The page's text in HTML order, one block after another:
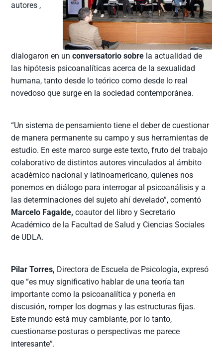
autores ,
dialogaron en unconversatorio sobre la actualidad de
las hipótesis psicoanalíticas acerca de la sexualidad
humana, tanto desde lo teórico como desde lo real
novedoso que surge en la sociedad contemporánea.
“Un sistema de pensamiento tiene el deber de cuestionar
de manera permanente su campo y sus herramientas de
estudio. En este marco surge este texto, fruto del trabajo
colaborativo de distintos autores vinculados al ámbito
académico nacional y latinoamericano, quienes nos
ponemos en diálogo para interrogar al psicoanálisis y a
las determinaciones del sujeto ahí develado”, comentó
Marcelo Fagalde, coautor del libro y Secretario
Académico de la Facultad de Salud y Ciencias Sociales
de UDLA.
Pilar Torres, Directora de Escuela de Psicología, expresó
que “es muy significativo hablar de una teoría tan
importante como la psicoanalítica y ponerla en
discusión, romper los dogmas y las estructuras fijas.
Este mundo está muy cambiante, por lo tanto,
cuestionarse posturas o perspectivas me parece
interesante”.